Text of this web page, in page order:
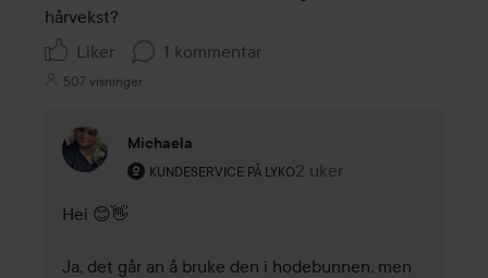
hårvekst?
Liker
1 kommentar
507 visninger
Michaela
KUNDESERVICE PÅ LYKO
Brukerens rolle: Kundeservice på Lyko.
2 uker
Kommentaren lades 2
Hei 😊👋
Ja, det går an å bruke den i hodebunnen, men